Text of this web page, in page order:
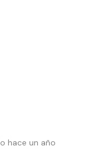
hace un año